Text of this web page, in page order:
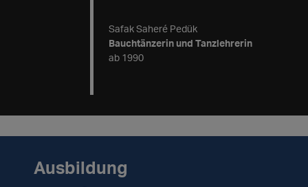
Safak Saheré Pedük
Bauchtänzerin und Tanzlehrerin
ab 1990
Ausbildung